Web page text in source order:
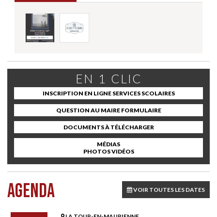
EN 1 CLIC
INSCRIPTION EN LIGNE SERVICES SCOLAIRES
QUESTION AU MAIRE FORMULAIRE
DOCUMENTS À TÉLÉCHARGER
MÉDIAS
PHOTOS VIDÉOS
AGENDA VOIR TOUTES LES DATES